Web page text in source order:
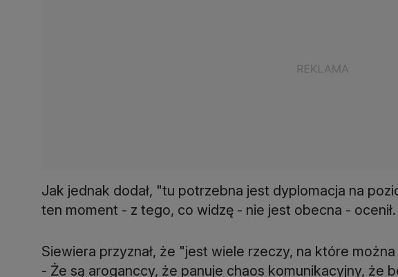
Jak jednak dodał, "tu potrzebna jest dyplomacja na
ten moment - z tego, co widzę - nie jest obecna - ocenił.
Siewiera przyznał, że "jest wiele rzeczy, na które
- Że są aroganccy, że panuje chaos komunikacyjny, że